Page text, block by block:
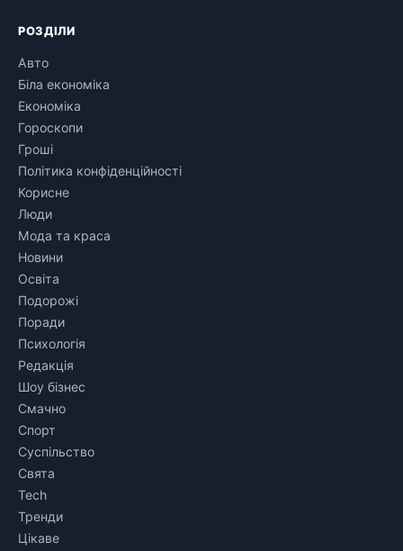
РОЗДІЛИ
Авто
Біла економіка
Економіка
Гороскопи
Гроші
Політика конфіденційності
Корисне
Люди
Мода та краса
Новини
Освіта
Подорожі
Поради
Психологія
Редакція
Шоу бізнес
Смачно
Спорт
Суспільство
Свята
Tech
Тренди
Цікаве